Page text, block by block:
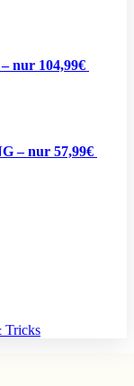
nur 104,99€
– nur 57,99€
Tricks